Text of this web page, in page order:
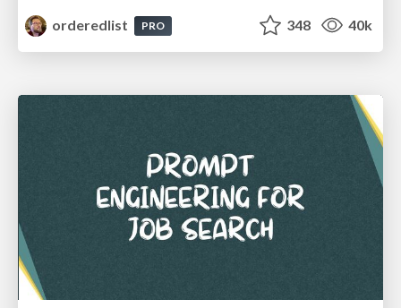
orderedlist
PRO 348 40k